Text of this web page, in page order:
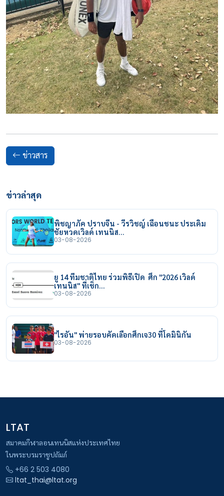
ข่าวสาร
ข่าวล่าสุด
พิชญาภัค ปราบจีน - วีรวิชญ์ เฉือนชนะ ประเดิม
ชัยหวดเวิลด์ เทนนิส…
03-08-2026
ยู 14 ทีมชาติไทย ร่วมพิธีเปิด ศึก "2026 เวิลด์
เทนนิส" ที่เช็ก…
03-08-2026
"ไรอัน" พ่ายรอบคัดเลือกศึกเจ30 ที่โดมินิกัน
03-08-2026
LTAT
สมาคมกีฬาลอนเทนนิสแห่งประเทศไทย
ในพระบรมราชูปถัมภ์
+66 2 503 4080
ltat_thai@ltat.org